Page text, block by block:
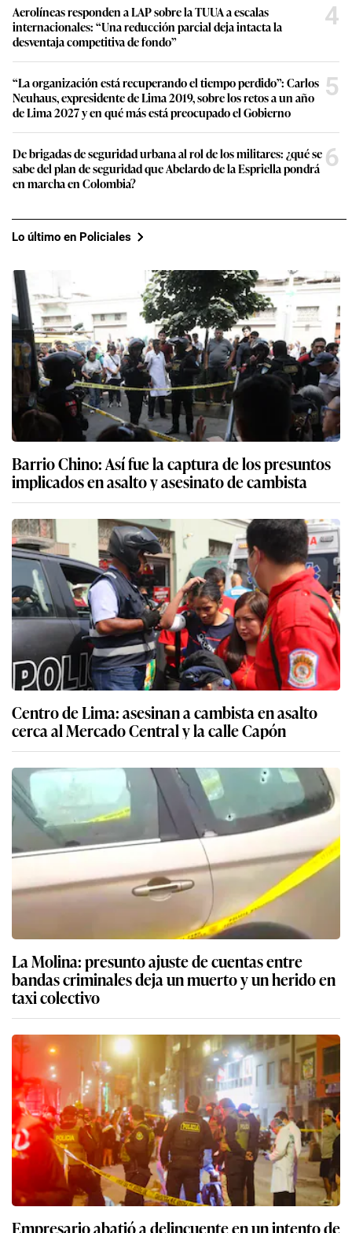
Aerolíneas responden a LAP sobre la TUUA a escalas
internacionales: “Una reducción parcial deja intacta la
desventaja competitiva de fondo”
4
“La organización está recuperando el tiempo perdido”: Carlos
Neuhaus, expresidente de Lima 2019, sobre los retos a un año
de Lima 2027 y en qué más está preocupado el Gobierno
5
De brigadas de seguridad urbana al rol de los militares: ¿qué se
sabe del plan de seguridad que Abelardo de la Espriella pondrá
en marcha en Colombia?
6
Lo último en Policiales
Barrio Chino: Así fue la captura de los presuntos
implicados en asalto y asesinato de cambista
Centro de Lima: asesinan a cambista en asalto
cerca al Mercado Central y la calle Capón
La Molina: presunto ajuste de cuentas entre
bandas criminales deja un muerto y un herido en
taxi colectivo
Empresario abatió a delincuente en un intento de